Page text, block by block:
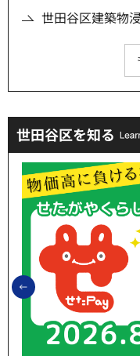
世田谷区建築物
世田谷区を知る
前のスライドを表示